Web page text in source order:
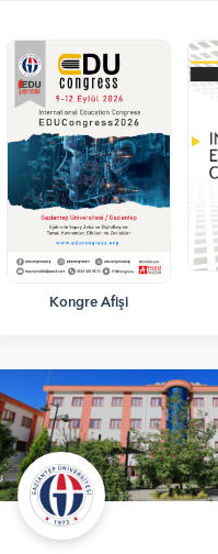
Kongre Afişi